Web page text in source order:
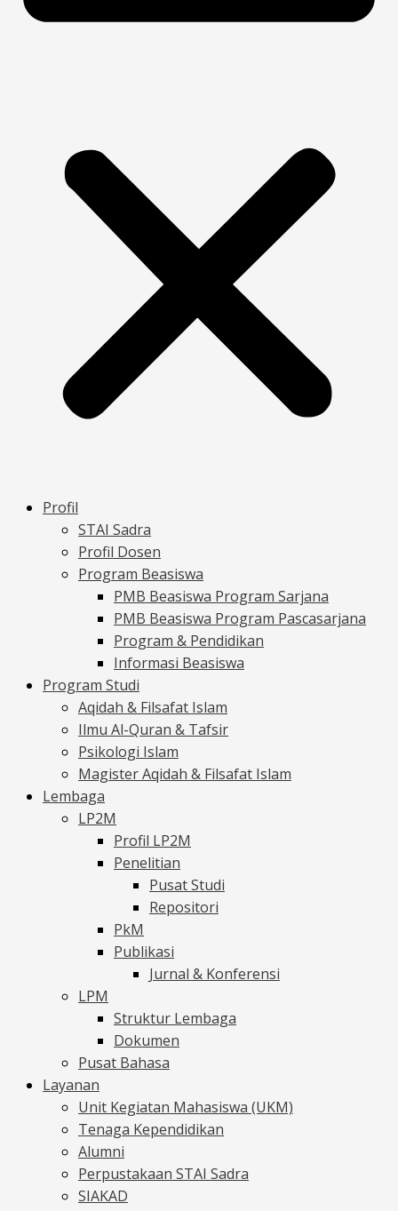
Profil
STAI Sadra
Profil Dosen
Program Beasiswa
PMB Beasiswa Program Sarjana
PMB Beasiswa Program Pascasarjana
Program & Pendidikan
Informasi Beasiswa
Program Studi
Aqidah & Filsafat Islam
Ilmu Al-Quran & Tafsir
Psikologi Islam
Magister Aqidah & Filsafat Islam
Lembaga
LP2M
Profil LP2M
Penelitian
Pusat Studi
Repositori
PkM
Publikasi
Jurnal & Konferensi
LPM
Struktur Lembaga
Dokumen
Pusat Bahasa
Layanan
Unit Kegiatan Mahasiswa (UKM)
Tenaga Kependidikan
Alumni
Perpustakaan STAI Sadra
SIAKAD